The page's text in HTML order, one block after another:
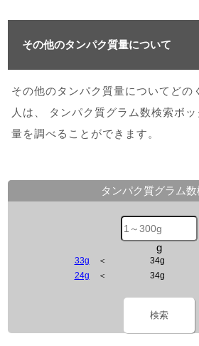
その他のタンパク質量について
その他のタンパク質量についてどの
人は、 タンパク質グラム数検索ボ
量を調べることができます。
タンパク質グラム数
g
33g ＜ 34g
24g ＜ 34g
検索